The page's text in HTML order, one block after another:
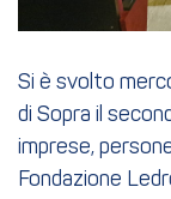
Si è svolto
di Sopra il
imprese,
Fondazione